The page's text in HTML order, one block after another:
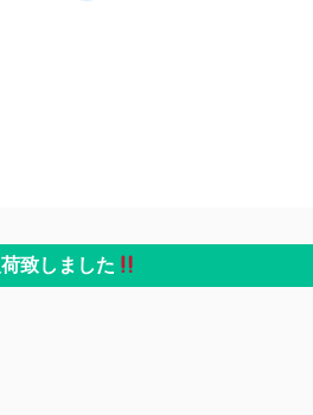
致しました